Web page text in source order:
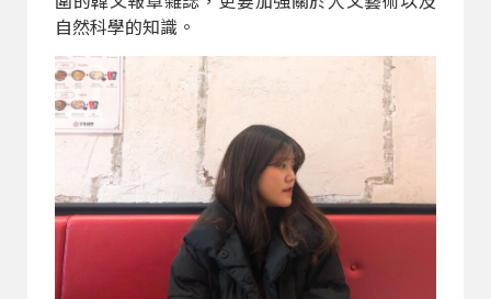
自然科學的知識。